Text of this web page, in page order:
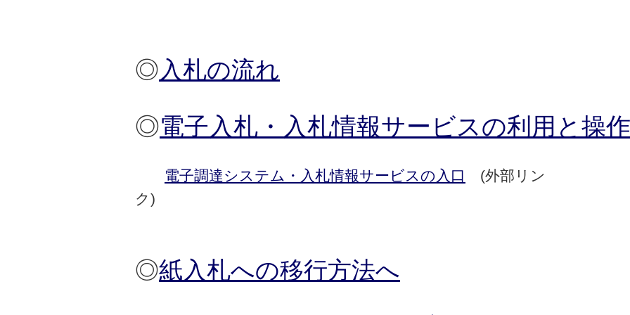
◎入札の流れ
◎電子入札・入札情報サービスの利用と操
電子調達システム・入札情報サービスの入口
(外部リン
◎紙入札への移行方法へ